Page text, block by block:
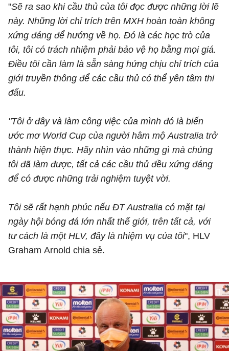
"Sẽ ra sao khi cầu thủ của tôi đọc được những lời lẽ
này. Những lời chỉ trích trên MXH hoàn toàn không
xứng đáng để hướng về họ. Đó là các học trò của
tôi, tôi có trách nhiệm phải bảo vệ họ bằng mọi giá.
Điều tôi cần làm là sẵn sàng hứng chịu chỉ trích của
giới truyền thông để các cầu thủ có thể yên tâm thi
đấu.
"Tôi ở đây và làm công việc của mình đó là biến
ước mơ World Cup của người hâm mộ Australia trở
thành hiện thực. Hãy nhìn vào những gì mà chúng
tôi đã làm được, tất cả các cầu thủ đều xứng đáng
để có được những trải nghiệm tuyệt vời.
Tôi sẽ rất hạnh phúc nếu ĐT Australia có mặt tại
ngày hội bóng đá lớn nhất thế giới, trên tất cả, với
tư cách là một HLV, đây là nhiệm vụ của tôi", HLV
Graham Arnold chia sẻ.